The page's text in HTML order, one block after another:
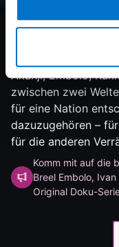
Akanji, Embolo,
zwischen zwei
für eine Nation
dazuzugehören –
für die anderen
Komm mit auf die
Breel Embolo,
Original Doku-